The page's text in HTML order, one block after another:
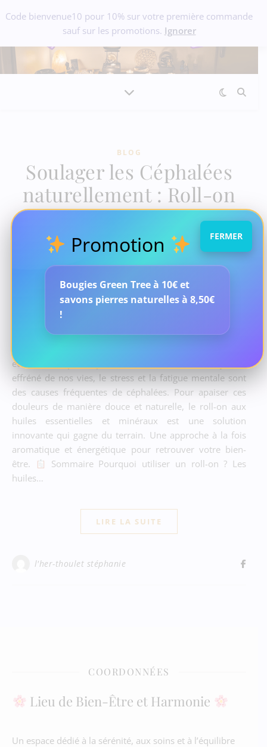
Code bienvenue10 pour 10% sur votre première commande
sauf sur les promotions. Ignorer
BLOG
Soulager les Céphalées
naturellement : Roll-on
Huiles Essentielles et
Minéraux
mai 19, 2025 /Aucun commentaire
essentielles et minéraux peut vous soulager
naturellement. Roll-on céphalée huiles essentielles et
minéraux à Gien | Steph’Soins Aromathérapie · Bien-être
naturel · Gien (45) Roll-on céphalée : huiles essentielles
et minéraux pour apaiser les maux de tête Le rythme
effréné de nos vies, le stress et la fatigue mentale sont
des causes fréquentes de céphalées. Pour apaiser ces
douleurs de manière douce et naturelle, le roll-on aux
huiles essentielles et minéraux est une solution
innovante qui gagne du terrain. Une approche à la fois
aromatique et énergétique pour retrouver votre bien-
être.
Sommaire Pourquoi utiliser un roll-on ? Les
huiles…
LIRE LA SUITE
l'her-thoulet stéphanie
COORDONNÉES
Lieu de Bien-Être et Harmonie
Un espace dédié à la sérénité, aux soins et à l’équilibre
Promotion
Bougies Green Tree à 10€ et
savons pierres naturelles à 8,50€
!
FERMER